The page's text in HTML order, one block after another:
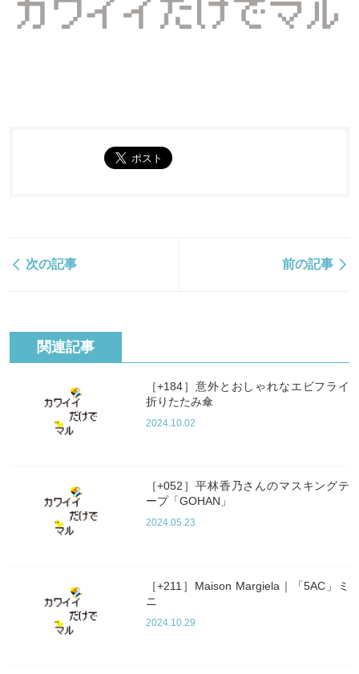
次の記事 前の記事
関連記事
［+184］意外とおしゃれなエビフライ
折りたたみ傘
2024.10.02
［+052］平林香乃さんのマスキングテ
ープ「GOHAN」
2024.05.23
［+211］Maison Margiela｜「5AC」ミ
ニ
2024.10.29